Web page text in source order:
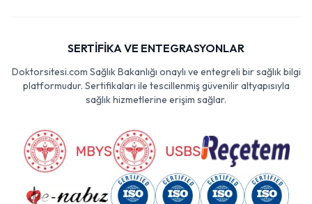
SERTİFİKA VE ENTEGRASYONLAR
Doktorsitesi.com Sağlık Bakanlığı onaylı ve entegreli bir sağlık bilgi
platformudur. Sertifikaları ile tescillenmiş güvenilir altyapısıyla
sağlık hizmetlerine erişim sağlar.